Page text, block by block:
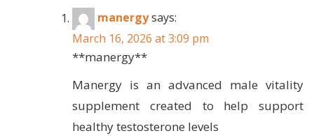
manergysays:
March 16, 2026 at 3:09 pm
**manergy**
Manergy is an advanced male vitality
supplement created to help support
healthy testosterone levels